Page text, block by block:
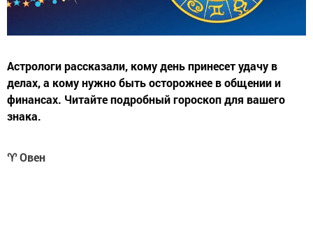
Астрологи рассказали, кому день принесет удачу в
делах, а кому нужно быть осторожнее в общении и
финансах. Читайте подробный гороскоп для вашего
знака.
♈ Овен